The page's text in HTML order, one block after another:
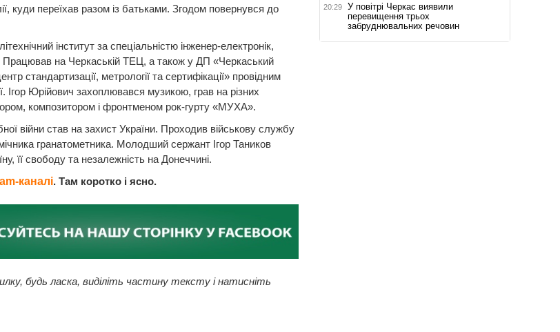
куди переїхав разом із батьками. Згодом повернувся до
інститут за спеціальністю інженер-електронік,
Працював на Черкаській ТЕЦ, а також у ДП «Черкаський
стандартизації, метрології та сертифікації» провідним
Ігор Юрійович захоплювався музикою, грав на різних
композитором і фронтменом рок-гурту «МУХА».
війни став на захист України. Проходив військову службу
гранатометника. Молодший сержант Ігор Таников
її свободу та незалежність на Донеччині.
каналі. Там коротко і ясно.
будь ласка, виділіть частину тексту і натисніть
20:29
У повітрі Черкас виявили
перевищення трьох
забруднювальних речовин